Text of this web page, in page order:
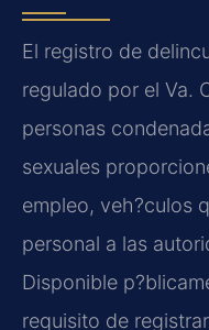
El registro de
regulado por el Va.
personas
sexuales
empleo, veh?culos
personal a las
Disponible
requisito de